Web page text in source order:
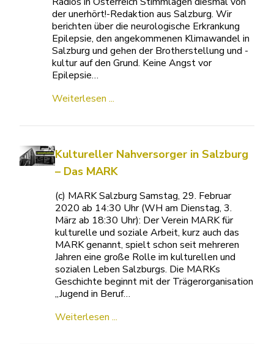
der unerhört!-Redaktion aus Salzburg. Wir
berichten über die neurologische Erkrankung
Epilepsie, den angekommenen Klimawandel in
Salzburg und gehen der Brotherstellung und -
kultur auf den Grund. Keine Angst vor
Epilepsie…
Weiterlesen ...
Kultureller Nahversorger in Salzburg
– Das MARK
(c) MARK Salzburg Samstag, 29. Februar
2020 ab 14:30 Uhr (WH am Dienstag, 3.
März ab 18:30 Uhr): Der Verein MARK für
kulturelle und soziale Arbeit, kurz auch das
MARK genannt, spielt schon seit mehreren
Jahren eine große Rolle im kulturellen und
sozialen Leben Salzburgs. Die MARKs
Geschichte beginnt mit der Trägerorganisation
„Jugend in Beruf…
Weiterlesen ...